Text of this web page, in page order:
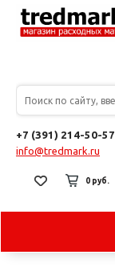
+7 (391) 214-50-57
info@tredmark.ru
0 руб.